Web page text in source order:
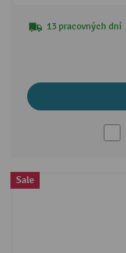
13 pracovných dní
Sale